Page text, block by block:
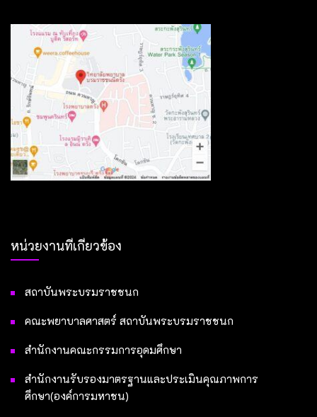
หน่วยงานที่เกี่ยวข้อง
สถาบันพระบรมราชชนก
คณะพยาบาลศาสตร์ สถาบันพระบรมราชชนก
สำนักงานคณะกรรมการอุดมศึกษา
สำนักงานรับรองมาตรฐานและประเมินคุณภาพการ
ศึกษา(องค์การมหาชน)